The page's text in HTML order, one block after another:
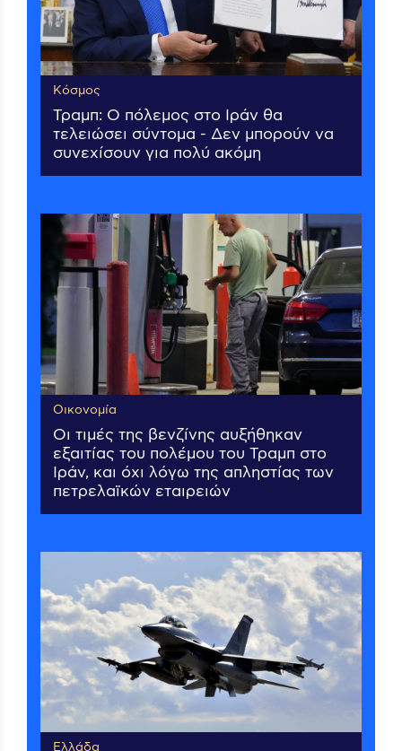
Κόσμος
Τραμπ: Ο πόλεμος στο Ιράν θα
τελειώσει σύντομα - Δεν μπορούν να
συνεχίσουν για πολύ ακόμη
Οικονομία
Οι τιμές της βενζίνης αυξήθηκαν
εξαιτίας του πολέμου του Τραμπ στο
Ιράν, και όχι λόγω της απληστίας των
πετρελαϊκών εταιρειών